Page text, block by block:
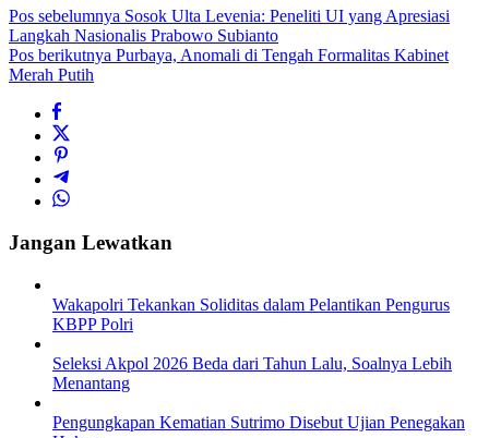
Pos sebelumnya Sosok Ulta Levenia: Peneliti UI yang Apresiasi
Langkah Nasionalis Prabowo Subianto
Pos berikutnya Purbaya, Anomali di Tengah Formalitas Kabinet
Merah Putih
Jangan Lewatkan
Wakapolri Tekankan Soliditas dalam Pelantikan Pengurus
KBPP Polri
Seleksi Akpol 2026 Beda dari Tahun Lalu, Soalnya Lebih
Menantang
Pengungkapan Kematian Sutrimo Disebut Ujian Penegakan